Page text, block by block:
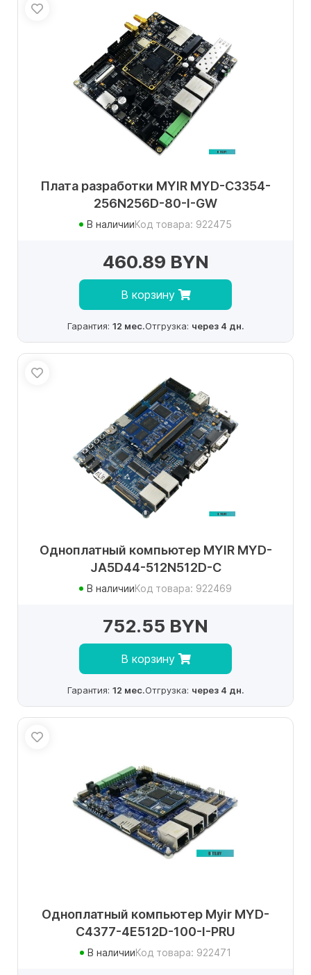
Плата разработки MYIR MYD-C3354-
256N256D-80-I-GW
В наличииКод товара: 922475
460.89 BYN
В корзину
Гарантия: 12 мес.Отгрузка: через 4 дн.
Одноплатный компьютер MYIR MYD-
JA5D44-512N512D-C
В наличииКод товара: 922469
752.55 BYN
В корзину
Гарантия: 12 мес.Отгрузка: через 4 дн.
Одноплатный компьютер Myir MYD-
C4377-4E512D-100-I-PRU
В наличииКод товара: 922471